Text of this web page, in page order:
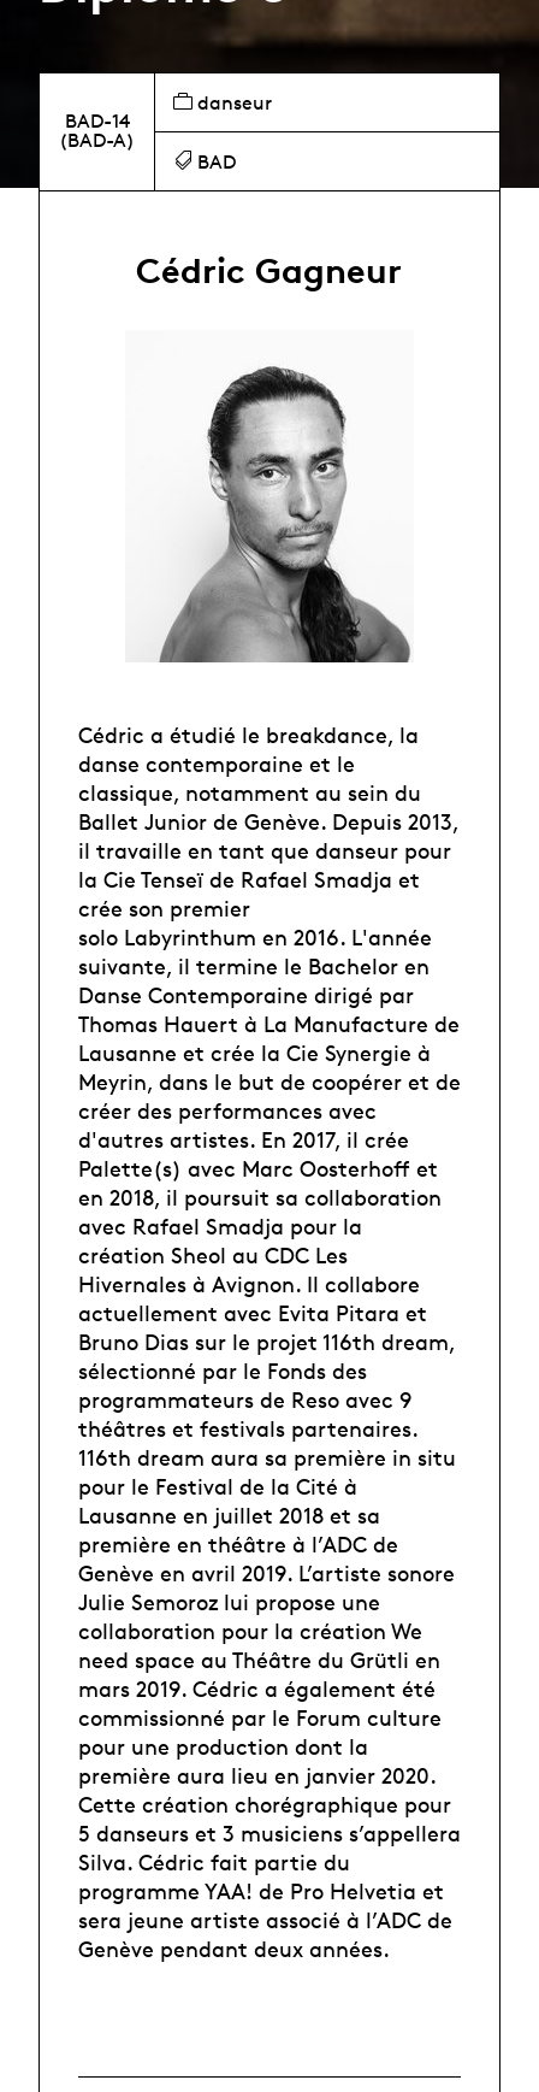
BAD-14
(BAD-A)
danseur
BAD
Cédric Gagneur
Cédric a étudié le breakdance, la
danse contemporaine et le
classique, notamment au sein du
Ballet Junior de Genève. Depuis 2013,
il travaille en tant que danseur pour
la Cie Tenseï de Rafael Smadja et
crée son premier
solo Labyrinthum en 2016. L'année
suivante, il termine le Bachelor en
Danse Contemporaine dirigé par
Thomas Hauert à La Manufacture de
Lausanne et crée la Cie Synergie à
Meyrin, dans le but de coopérer et de
créer des performances avec
d'autres artistes. En 2017, il crée
Palette(s) avec Marc Oosterhoff et
en 2018, il poursuit sa collaboration
avec Rafael Smadja pour la
création Sheol au CDC Les
Hivernales à Avignon. Il collabore
actuellement avec Evita Pitara et
Bruno Dias sur le projet 116th dream,
sélectionné par le Fonds des
programmateurs de Reso avec 9
théâtres et festivals partenaires.
116th dream aura sa première in situ
pour le Festival de la Cité à
Lausanne en juillet 2018 et sa
première en théâtre à l’ADC de
Genève en avril 2019. L’artiste sonore
Julie Semoroz lui propose une
collaboration pour la création We
need space au Théâtre du Grütli en
mars 2019. Cédric a également été
commissionné par le Forum culture
pour une production dont la
première aura lieu en janvier 2020.
Cette création chorégraphique pour
5 danseurs et 3 musiciens s’appellera
Silva. Cédric fait partie du
programme YAA! de Pro Helvetia et
sera jeune artiste associé à l’ADC de
Genève pendant deux années.